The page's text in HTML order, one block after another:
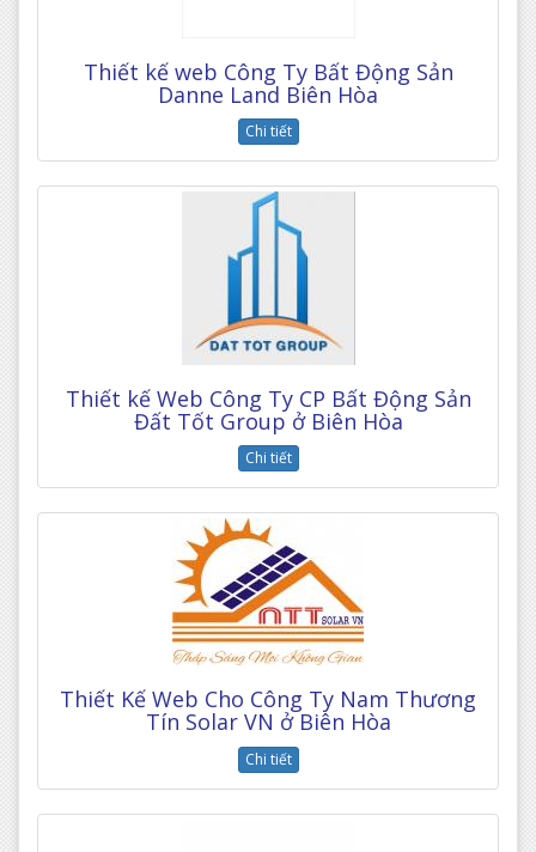
Thiết kế web Công Ty Bất Động Sản
Danne Land Biên Hòa
Chi tiết
Thiết kế Web Công Ty CP Bất Động Sản
Đất Tốt Group ở Biên Hòa
Chi tiết
Thiết Kế Web Cho Công Ty Nam Thương
Tín Solar VN ở Biên Hòa
Chi tiết